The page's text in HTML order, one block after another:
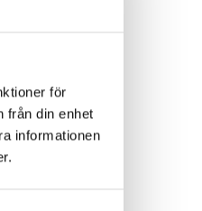
för
från din enhet
informationen